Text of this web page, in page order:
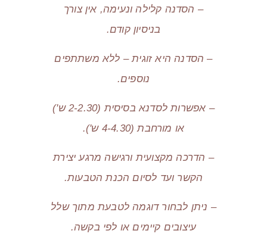
– הסדנה קלילה ונעימה, אין צורך
בניסיון קודם.
– הסדנה היא זוגית – ללא משתתפים
נוספים.
– אפשרות לסדנא בסיסית (2-2.30 ש')
או מורחבת (4-4.30 ש').
– הדרכה מקצועית ורגישה מרגע יצירת
הקשר ועד לסיום הכנת הטבעות.
– ניתן לבחור דוגמה לטבעת מתוך שלל
עיצובים קיימים או לפי בקשה.